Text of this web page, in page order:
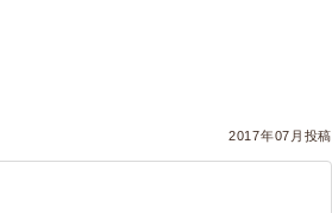
2017年07月投稿